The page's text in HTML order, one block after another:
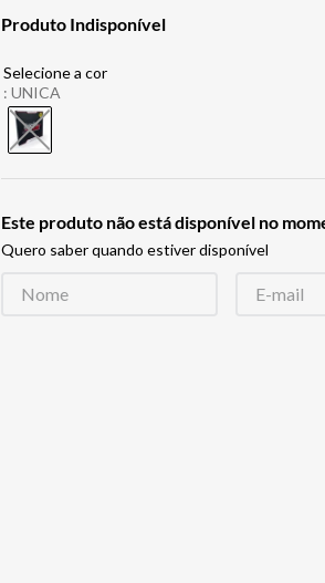
Produto Indisponível
: UNICA
Este produto não está disponível no
Quero saber quando estiver disponível